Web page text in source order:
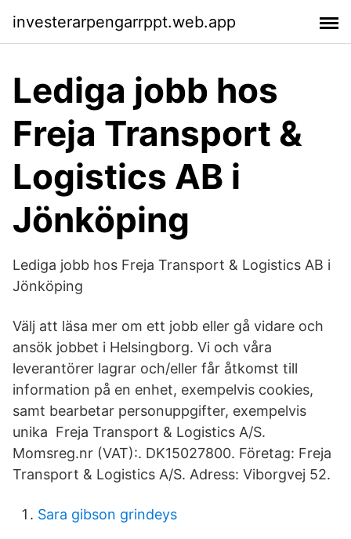
investerarpengarrppt.web.app
Lediga jobb hos
Freja Transport &
Logistics AB i
Jönköping
Lediga jobb hos Freja Transport & Logistics AB i
Jönköping
Välj att läsa mer om ett jobb eller gå vidare och
ansök jobbet i Helsingborg. Vi och våra
leverantörer lagrar och/eller får åtkomst till
information på en enhet, exempelvis cookies,
samt bearbetar personuppgifter, exempelvis
unika Freja Transport & Logistics A/S.
Momsreg.nr (VAT):. DK15027800. Företag: Freja
Transport & Logistics A/S. Adress: Viborgvej 52.
Sara gibson grindeys